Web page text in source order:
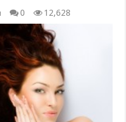
0 12,628